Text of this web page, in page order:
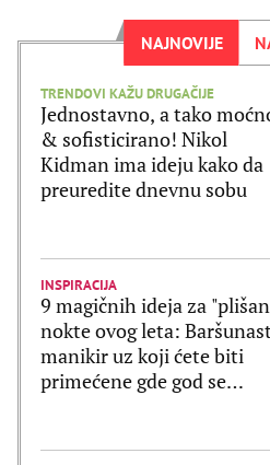
NAJNOVIJE
TRENDOVI KAŽU DRUGAČIJE
Jednostavno, a tako
& sofisticirano! Nikol
Kidman ima ideju kako da
preuredite dnevnu sobu
INSPIRACIJA
9 magičnih ideja za
nokte ovog leta:
manikir uz koji ćete biti
primećene gde god se